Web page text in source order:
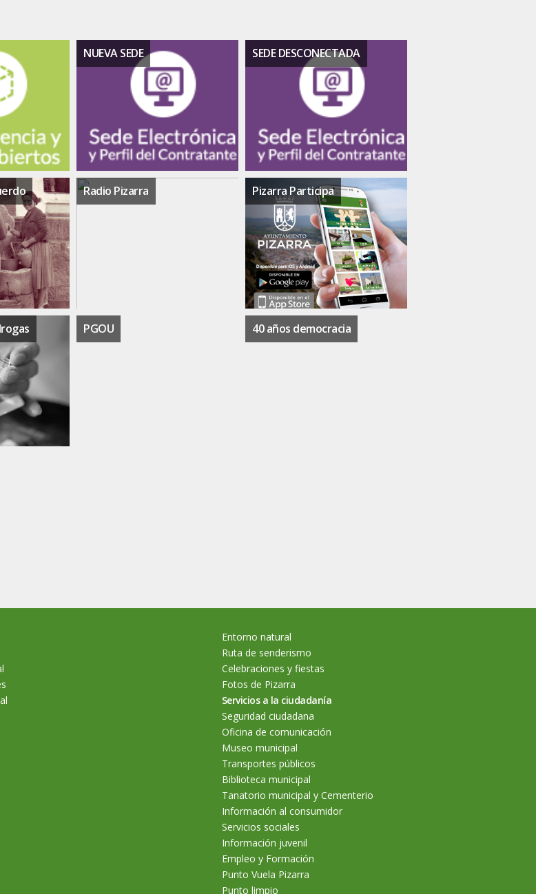
NUEVA SEDE SEDE DESCONECTADA
Radio Pizarra Pizarra Participa
PGOU 40 años democracia
Entorno natural
Ruta de senderismo
Celebraciones y fiestas
Fotos de Pizarra
Servicios a la ciudadanía
Seguridad ciudadana
Oficina de comunicación
Museo municipal
Transportes públicos
Biblioteca municipal
Tanatorio municipal y Cementerio
Información al consumidor
Servicios sociales
Información juvenil
Empleo y Formación
Punto Vuela Pizarra
Punto limpio